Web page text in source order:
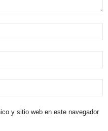
y sitio web en este navegador